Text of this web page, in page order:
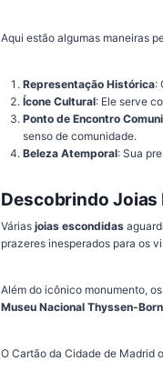
Aqui estão algumas maneiras
Representação Histórica:
Ícone Cultural: Ele serve
Ponto de Encontro
senso de comunidade.
Beleza Atemporal: Sua
Descobrindo Joias
Várias joias escondidas
prazeres inesperados para os
Além do icônico monumento,
Museu Nacional Thyssen-
O Cartão da Cidade de Madrid